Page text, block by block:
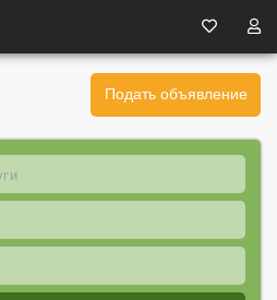
Подать объявление